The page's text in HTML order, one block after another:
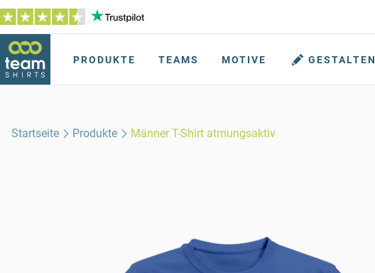
PRODUKTE TEAMS MOTIVE GESTALTEN
Startseite Produkte Männer T-Shirt atmungsaktiv